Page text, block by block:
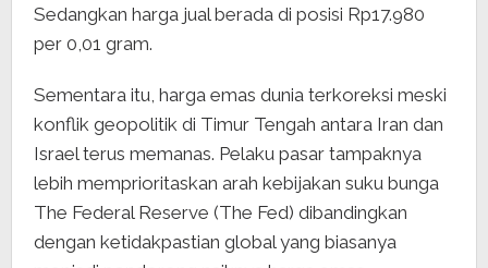
Sedangkan harga jual berada di posisi Rp17.980
per 0,01 gram.
Sementara itu, harga emas dunia terkoreksi meski
konflik geopolitik di Timur Tengah antara Iran dan
Israel terus memanas. Pelaku pasar tampaknya
lebih memprioritaskan arah kebijakan suku bunga
The Federal Reserve (The Fed) dibandingkan
dengan ketidakpastian global yang biasanya